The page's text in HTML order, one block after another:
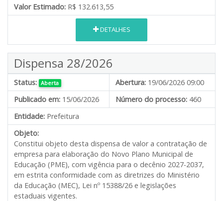
Valor Estimado: R$ 132.613,55
DETALHES
Dispensa 28/2026
Status: Aberta Abertura: 19/06/2026 09:00
Publicado em: 15/06/2026 Número do processo: 460
Entidade: Prefeitura
Objeto:
Constitui objeto desta dispensa de valor a contratação de
empresa para elaboração do Novo Plano Municipal de
Educação (PME), com vigência para o decênio 2027-2037,
em estrita conformidade com as diretrizes do Ministério
da Educação (MEC), Lei nº 15388/26 e legislações
estaduais vigentes.